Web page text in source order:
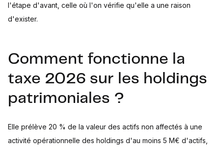
l'étape d'avant, celle où l'on vérifie qu'elle a une raison
d'exister.
Comment fonctionne la
taxe 2026 sur les holdings
patrimoniales ?
Elle prélève 20 % de la valeur des actifs non affectés à une
activité opérationnelle des holdings d'au moins 5 M€ d'actifs,